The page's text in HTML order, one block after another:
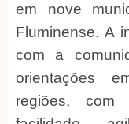
em nove
Fluminense. A
com a
orientações
regiões,